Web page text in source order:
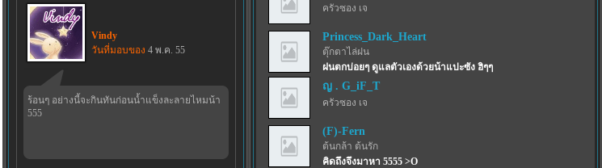
Vindy
วันที่มอบของ 4 พ.ค. 55
ร้อนๆ อย่างนี้จะกินทันก่อนน้ำแข็งละลายไหมน้า
555
ครัวซอง เจ
Princess_Dark_Heart
ตุ๊กตาไล่ฝน
ฝนตกบ่อยๆ ดูแลตัวเองด้วยน้าแปะซัง ฮิๆๆ
ญ . G_iF_T
ครัวซอง เจ
(F)-Fern
ต้นกล้า ต้นรัก
คิดถึงจึงมาหา 5555 >O